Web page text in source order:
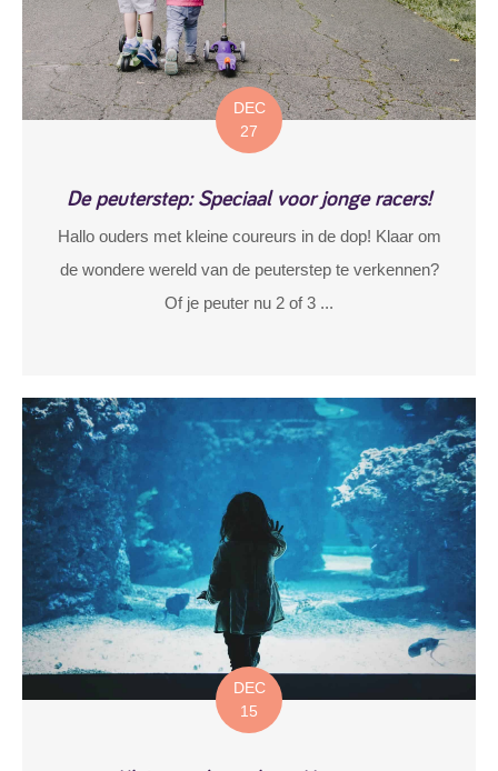
DEC
27
De peuterstep: Speciaal voor jonge racers!
Hallo ouders met kleine coureurs in de dop! Klaar om
de wondere wereld van de peuterstep te verkennen?
Of je peuter nu 2 of 3 ...
DEC
15